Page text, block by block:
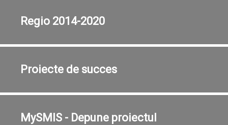
Regio 2014-2020
Proiecte de succes
MySMIS - Depune proiectul